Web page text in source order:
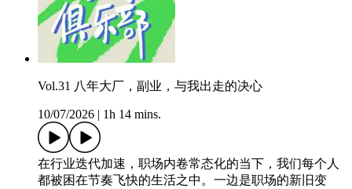
Vol.31 八年大厂，副业，与我出走的决心
10/07/2026 1h 14 mins.
在行业迭代加速，职场内卷常态化的当下，我们每个人
都被困在节奏飞快的生活之中。一边是职场的新旧变